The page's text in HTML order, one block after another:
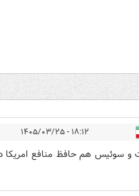
۱۸:۱۲ - ۱۴۰۵/۰۳/۲۵
و سوئیس هم حافظ منافع